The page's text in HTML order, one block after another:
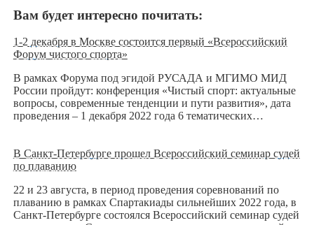
Вам будет интересно почитать:
1-2 декабря в Москве состоится первый «Всероссийский
Форум чистого спорта»
В рамках Форума под эгидой РУСАДА и МГИМО МИД
России пройдут: конференция «Чистый спорт: актуальные
вопросы, современные тенденции и пути развития», дата
проведения – 1 декабря 2022 года 6 тематических…
В Санкт-Петербурге прошел Всероссийский семинар судей
по плаванию
22 и 23 августа, в период проведения соревнований по
плаванию в рамках Спартакиады сильнейших 2022 года, в
Санкт-Петербурге состоялся Всероссийский семинар судей